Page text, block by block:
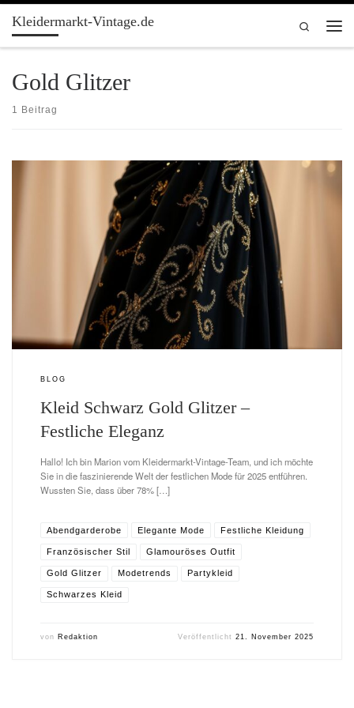
Zum Inhalt springen
Kleidermarkt-Vintage.de
Search
Gold Glitzer
1 Beitrag
BLOG
Kleid Schwarz Gold Glitzer –
Festliche Eleganz
Hallo! Ich bin Marion vom Kleidermarkt-Vintage-Team, und ich möchte
Sie in die faszinierende Welt der festlichen Mode für 2025 entführen.
Wussten Sie, dass über 78% […]
Abendgarderobe Elegante Mode Festliche Kleidung
Französischer Stil Glamouröses Outfit
Gold Glitzer Modetrends Partykleid
Schwarzes Kleid
von Redaktion Veröffentlicht21. November 2025